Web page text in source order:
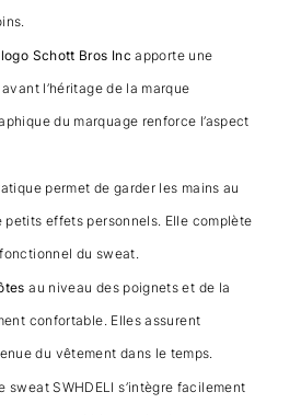
Schott Bros Inc apporte une
l’héritage de la marque
du marquage renforce l’aspect
permet de garder les mains au
petits effets personnels. Elle complète
du sweat.
au niveau des poignets et de la
confortable. Elles assurent
du vêtement dans le temps.
sweat SWHDELI s’intègre facilement